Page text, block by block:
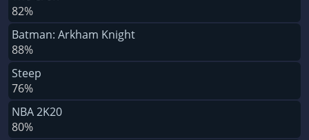
82%
Batman: Arkham Knight
88%
Steep
76%
NBA 2K20
80%